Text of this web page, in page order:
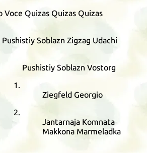
Voce Quizas Quizas Quizas
Pushistiy Soblazn Zigzag Udachi
Pushistiy Soblazn Vostorg
Ziegfeld Georgio
Jantarnaja Komnata
Makkona Marmeladka